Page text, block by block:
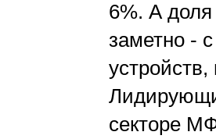
6%. А
заметно -
секторе